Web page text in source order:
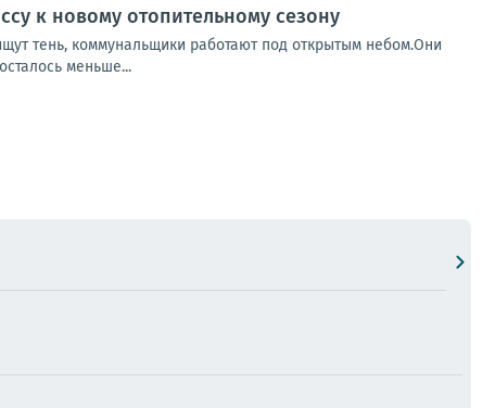
к новому отопительному сезону
тень, коммунальщики работают под открытым небом.Они
меньше...